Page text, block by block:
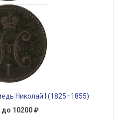
Николай I (1825–1855)
до 10200 ₽